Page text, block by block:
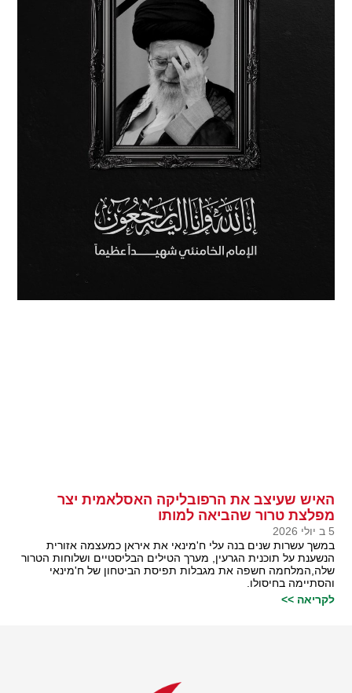
האיש שעיצב את הרפובליקה האסלאמית יצר
מפלצת טרור שהביאה למותו
5 ב יולי 2026
במשך עשרות שנים בנה עלי ח'מינאי את איראן כמעצמה אזורית
הנשענת על תוכנית הגרעין, מערך הטילים הבליסטיים ושלוחות הטרור
שלה,המלחמה חשפה את מגבלות תפיסת הביטחון של ח'מינאי
והסתיימה בחיסולו.
לקריאה >>